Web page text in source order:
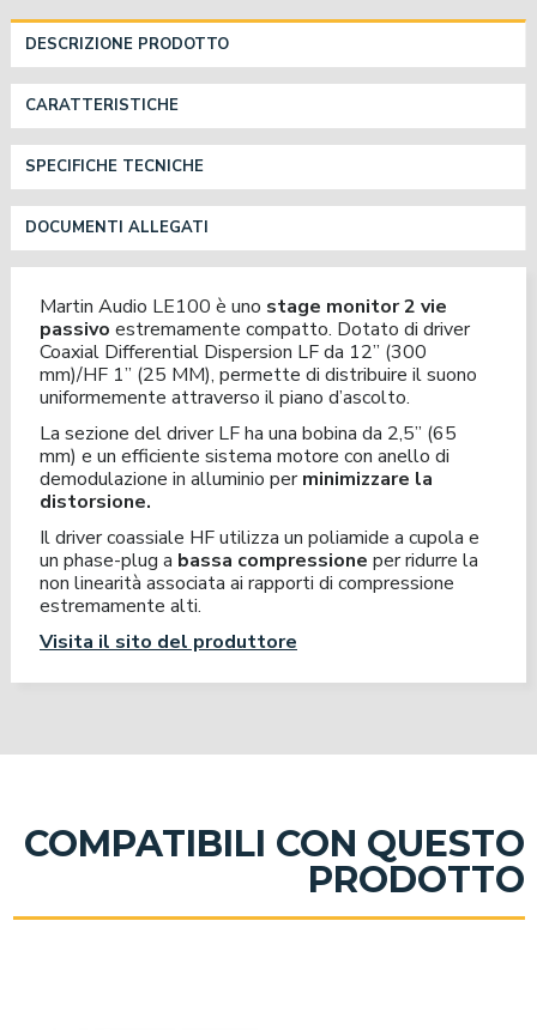
DESCRIZIONE PRODOTTO
CARATTERISTICHE
SPECIFICHE TECNICHE
DOCUMENTI ALLEGATI
Martin Audio LE100 è uno stage monitor 2 vie
passivo estremamente compatto. Dotato di driver
Coaxial Differential Dispersion LF da 12” (300
mm)/HF 1” (25 MM), permette di distribuire il suono
uniformemente attraverso il piano d’ascolto.
La sezione del driver LF ha una bobina da 2,5” (65
mm) e un efficiente sistema motore con anello di
demodulazione in alluminio perminimizzare la
distorsione.
Il driver coassiale HF utilizza un poliamide a cupola e
un phase-plug a bassa compressione per ridurre la
non linearità associata ai rapporti di compressione
estremamente alti.
Visita il sito del produttore
COMPATIBILI CON QUESTO
PRODOTTO